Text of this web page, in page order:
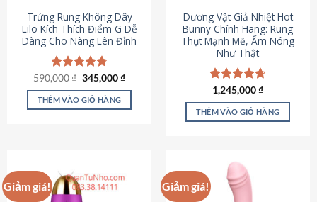
Trứng Rung Không Dây
Lilo Kích Thích Điểm G Dễ
Dàng Cho Nàng Lên Đỉnh
Được xếp
hạng4.79
5 sao
590,000₫ Giá
là:
590,000 ₫.
345,000₫Giá
tại
345,000 ₫.
THÊM VÀO GIỎ HÀNG
Dương Vật Giả Nhiệt Hot
Bunny Chính Hãng: Rung
Thụt Mạnh Mẽ, Ấm Nóng
Như Thật
Được xếp
hạng4.73
5 sao
1,245,000₫
THÊM VÀO GIỎ HÀNG
Giảm giá! Giảm giá!